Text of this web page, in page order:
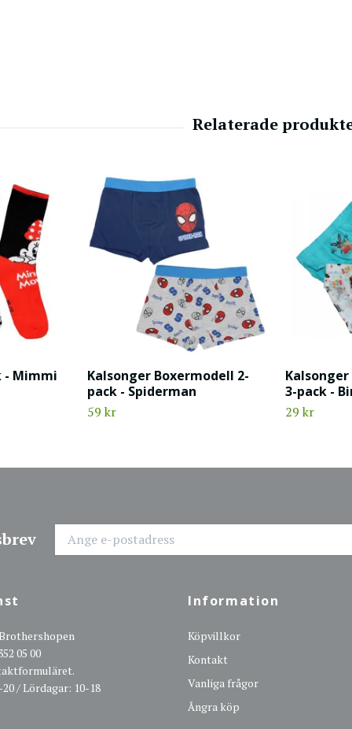
- Mimmi
Kalsonger Boxermodell 2-
pack - Spiderman
59 kr
3-pack -
29 kr
05 00
/ Lördagar: 10-18
Information
Köpvillkor
Kontakt
Vanliga frågor
Ångra köp